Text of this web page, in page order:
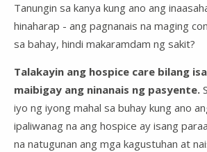
Tanungin sa kanya kung ano ang
hinaharap - ang pagnanais na maging
sa bahay, hindi makaramdam ng sakit?
Talakayin ang hospice care bilang
maibigay ang ninanais ng pasyente.
iyo ng iyong mahal sa buhay kung ano
ipaliwanag na ang hospice ay isang
na natugunan ang mga kagustuhan at